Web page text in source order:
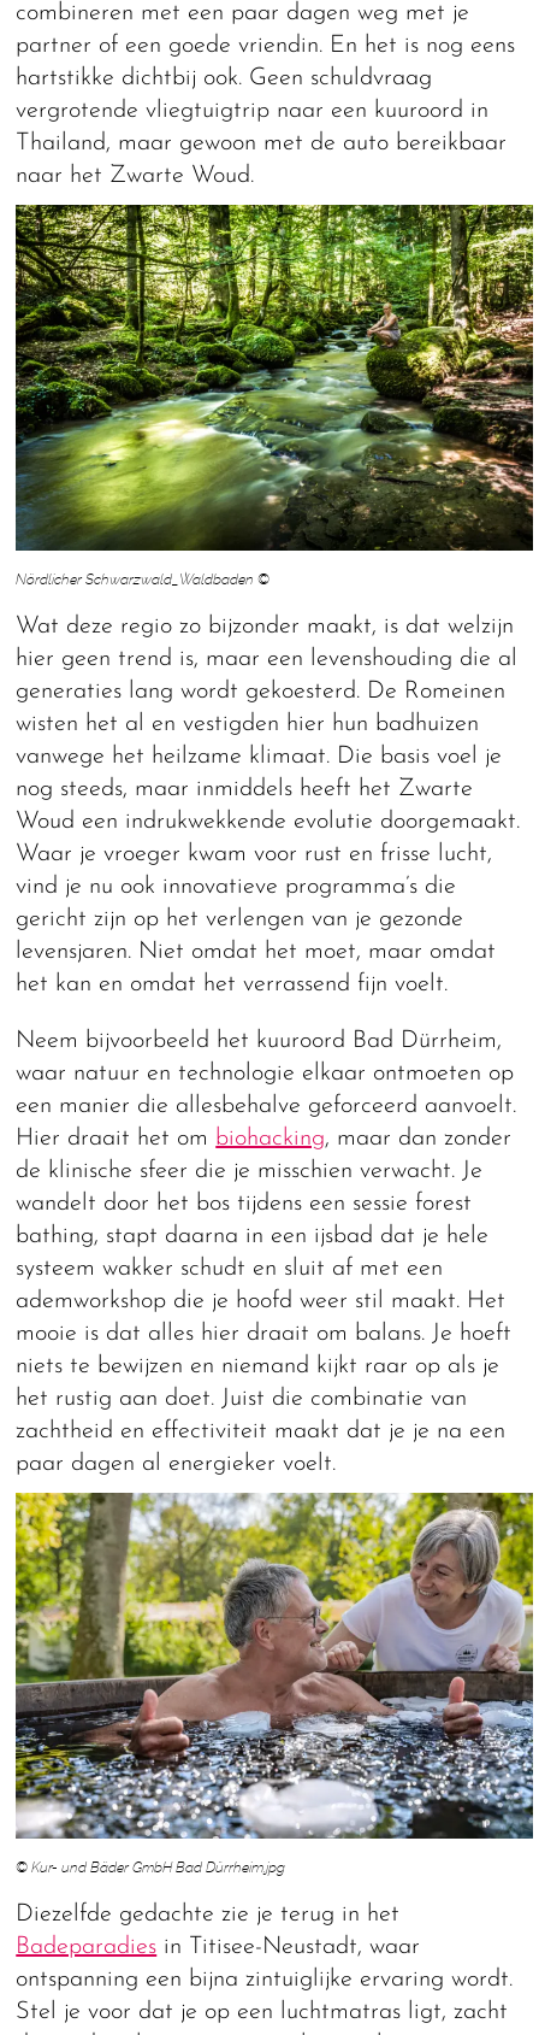
combineren met een paar dagen weg met je
partner of een goede vriendin. En het is nog eens
hartstikke dichtbij ook. Geen schuldvraag
vergrotende vliegtuigtrip naar een kuuroord in
Thailand, maar gewoon met de auto bereikbaar
naar het Zwarte Woud.
Nördlicher Schwarzwald_Waldbaden ©
Wat deze regio zo bijzonder maakt, is dat welzijn
hier geen trend is, maar een levenshouding die al
generaties lang wordt gekoesterd. De Romeinen
wisten het al en vestigden hier hun badhuizen
vanwege het heilzame klimaat. Die basis voel je
nog steeds, maar inmiddels heeft het Zwarte
Woud een indrukwekkende evolutie doorgemaakt.
Waar je vroeger kwam voor rust en frisse lucht,
vind je nu ook innovatieve programma’s die
gericht zijn op het verlengen van je gezonde
levensjaren. Niet omdat het moet, maar omdat
het kan en omdat het verrassend fijn voelt.
Neem bijvoorbeeld het kuuroord Bad Dürrheim,
waar natuur en technologie elkaar ontmoeten op
een manier die allesbehalve geforceerd aanvoelt.
Hier draait het om biohacking, maar dan zonder
de klinische sfeer die je misschien verwacht. Je
wandelt door het bos tijdens een sessie forest
bathing, stapt daarna in een ijsbad dat je hele
systeem wakker schudt en sluit af met een
ademworkshop die je hoofd weer stil maakt. Het
mooie is dat alles hier draait om balans. Je hoeft
niets te bewijzen en niemand kijkt raar op als je
het rustig aan doet. Juist die combinatie van
zachtheid en effectiviteit maakt dat je je na een
paar dagen al energieker voelt.
© Kur- und Bäder GmbH Bad Dürrheim.jpg
Diezelfde gedachte zie je terug in het
Badeparadies in Titisee-Neustadt, waar
ontspanning een bijna zintuiglijke ervaring wordt.
Stel je voor dat je op een luchtmatras ligt, zacht